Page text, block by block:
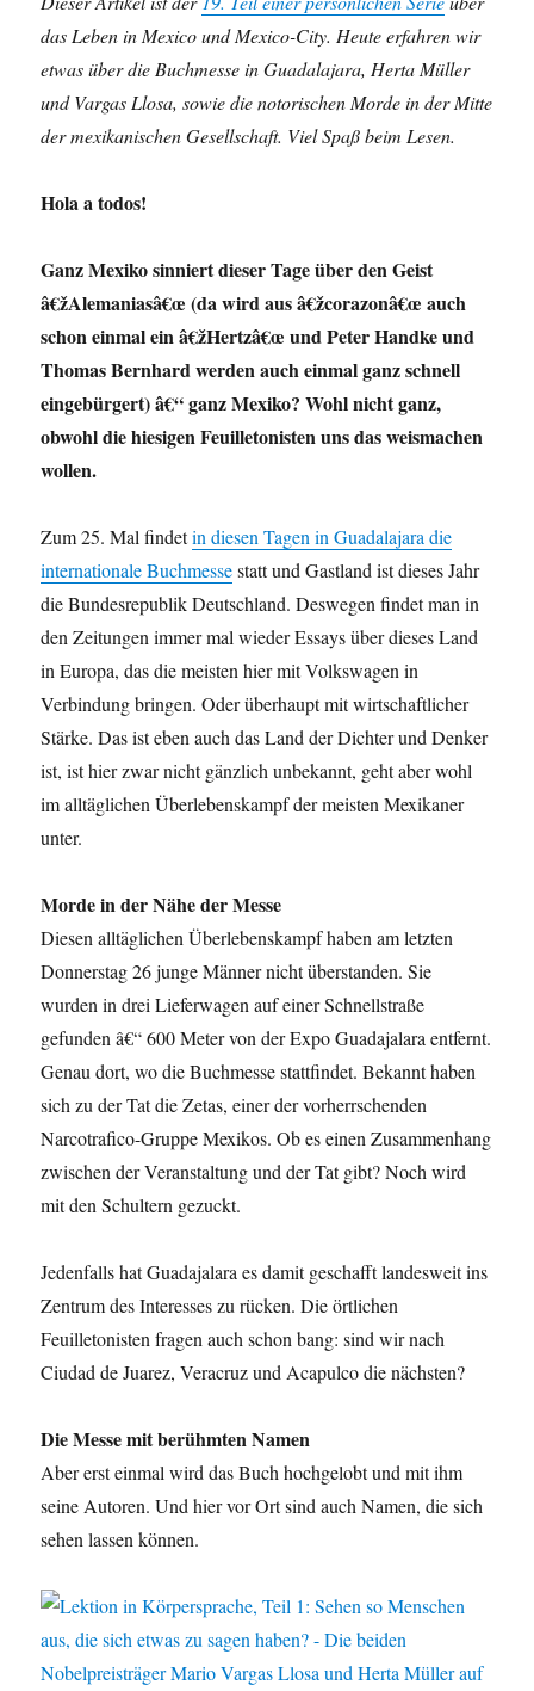
das Leben in Mexico und Mexico-City. Heute erfahren wir
etwas über die Buchmesse in Guadalajara, Herta Müller
und Vargas Llosa, sowie die notorischen Morde in der Mitte
der mexikanischen Gesellschaft. Viel Spaß beim Lesen.
Hola a todos!
Ganz Mexiko sinniert dieser Tage über den Geist
â€žAlemaniasâ€œ (da wird aus â€žcorazonâ€œ auch
schon einmal ein â€žHertzâ€œ und Peter Handke und
Thomas Bernhard werden auch einmal ganz schnell
eingebürgert) â€“ ganz Mexiko? Wohl nicht ganz,
obwohl die hiesigen Feuilletonisten uns das weismachen
wollen.
Zum 25. Mal findetin diesen Tagen in Guadalajara die
internationale Buchmessestatt und Gastland ist dieses Jahr
die Bundesrepublik Deutschland. Deswegen findet man in
den Zeitungen immer mal wieder Essays über dieses Land
in Europa, das die meisten hier mit Volkswagen in
Verbindung bringen. Oder überhaupt mit wirtschaftlicher
Stärke. Das ist eben auch das Land der Dichter und Denker
ist, ist hier zwar nicht gänzlich unbekannt, geht aber wohl
im alltäglichen Überlebenskampf der meisten Mexikaner
unter.
Morde in der Nähe der Messe
Diesen alltäglichen Überlebenskampf haben am letzten
Donnerstag 26 junge Männer nicht überstanden. Sie
wurden in drei Lieferwagen auf einer Schnellstraße
gefunden â€“ 600 Meter von der Expo Guadajalara entfernt.
Genau dort, wo die Buchmesse stattfindet. Bekannt haben
sich zu der Tat die Zetas, einer der vorherrschenden
Narcotrafico-Gruppe Mexikos. Ob es einen Zusammenhang
zwischen der Veranstaltung und der Tat gibt? Noch wird
mit den Schultern gezuckt.
Jedenfalls hat Guadajalara es damit geschafft landesweit ins
Zentrum des Interesses zu rücken. Die örtlichen
Feuilletonisten fragen auch schon bang: sind wir nach
Ciudad de Juarez, Veracruz und Acapulco die nächsten?
Die Messe mit berühmten Namen
Aber erst einmal wird das Buch hochgelobt und mit ihm
seine Autoren. Und hier vor Ort sind auch Namen, die sich
sehen lassen können.